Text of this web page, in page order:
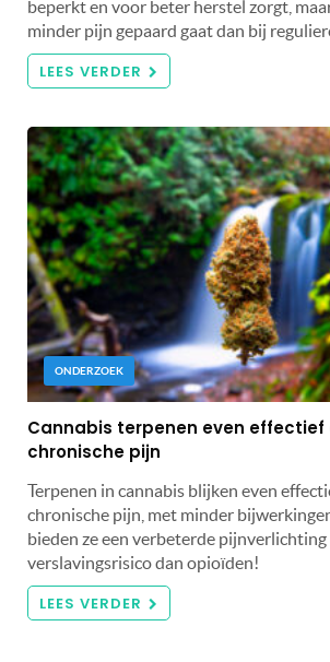
beperkt en voor beter herstel zorgt,
minder pijn gepaard gaat dan bij
LEES VERDER
ONDERZOEK
Cannabis terpenen even effectief
chronische pijn
Terpenen in cannabis blijken even
chronische pijn, met minder
bieden ze een verbeterde pijnverlichting
verslavingsrisico dan opioïden!
LEES VERDER